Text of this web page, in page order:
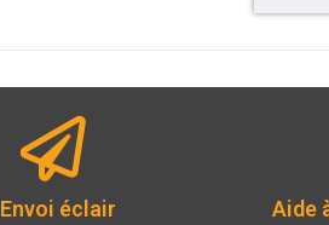
Envoi éclair Aide